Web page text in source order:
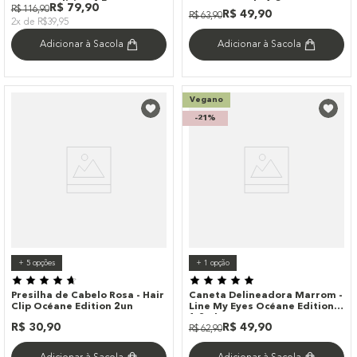
Océane Edition 4,5g
R$ 116,90R$ 79,90
2x de R$39,95
Adicionar à Sacola
R$ 63,90R$ 49,90
Adicionar à Sacola
+ 5opções
Presilha de Cabelo Rosa - Hair
Clip Océane Edition 2un
R$ 30,90
Vegano
-21%
+ 1 opção
Caneta Delineadora Marrom -
Line My Eyes Océane Edition
R$ 62,90R$ 49,90